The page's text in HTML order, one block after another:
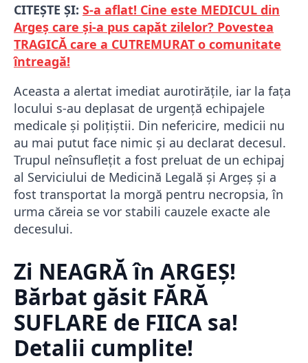
CITEȘTE ȘI: S-a aflat! Cine este MEDICUL din
Argeș care și-a pus capăt zilelor? Povestea
TRAGICĂ care a CUTREMURAT o comunitate
întreagă!
Aceasta a alertat imediat aurotirățile, iar la fața
locului s-au deplasat de urgență echipajele
medicale și polițiștii. Din nefericire, medicii nu
au mai putut face nimic și au declarat decesul.
Trupul neînsuflețit a fost preluat de un echipaj
al Serviciului de Medicină Legală și Argeș și a
fost transportat la morgă pentru necropsia, în
urma căreia se vor stabili cauzele exacte ale
decesului.
Zi NEAGRĂ în ARGEȘ!
Bărbat găsit FĂRĂ
SUFLARE de FIICA sa!
Detalii cumplite!